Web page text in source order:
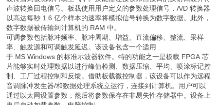
声波转换回电信号。板载使用用户定义的参数处理信号，A/D 转换器
以高达每秒 1.6 亿个样本的速率将模拟信号转换为数字数据。此外，
数字数据被传输到计算机的 RAM 中。
可调参数包括脉冲频率、脉冲周期、增益、直流偏移、整流、采样
率、触发源和可调触发延迟。该设备包含一个适用
于 MS Windows 的标准示波器软件。特的功能之一是板载 FPGA 芯
片能够实时处理数据以进行峰值检测、数据压缩、平均、喷涂标记控
制、工厂过程控制和反馈。借助板载微控制器，该设备可以作为远程
音调脉冲发生器/和数据处理系统立运行，连接到计算机。用户可以
通过以太网设置参数，然后将参数保存在非易失性存储器中。设备上